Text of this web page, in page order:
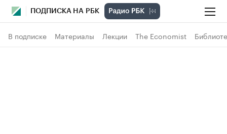
ПОДПИСКА НА РБК
В подписке Материалы Лекции The Economist